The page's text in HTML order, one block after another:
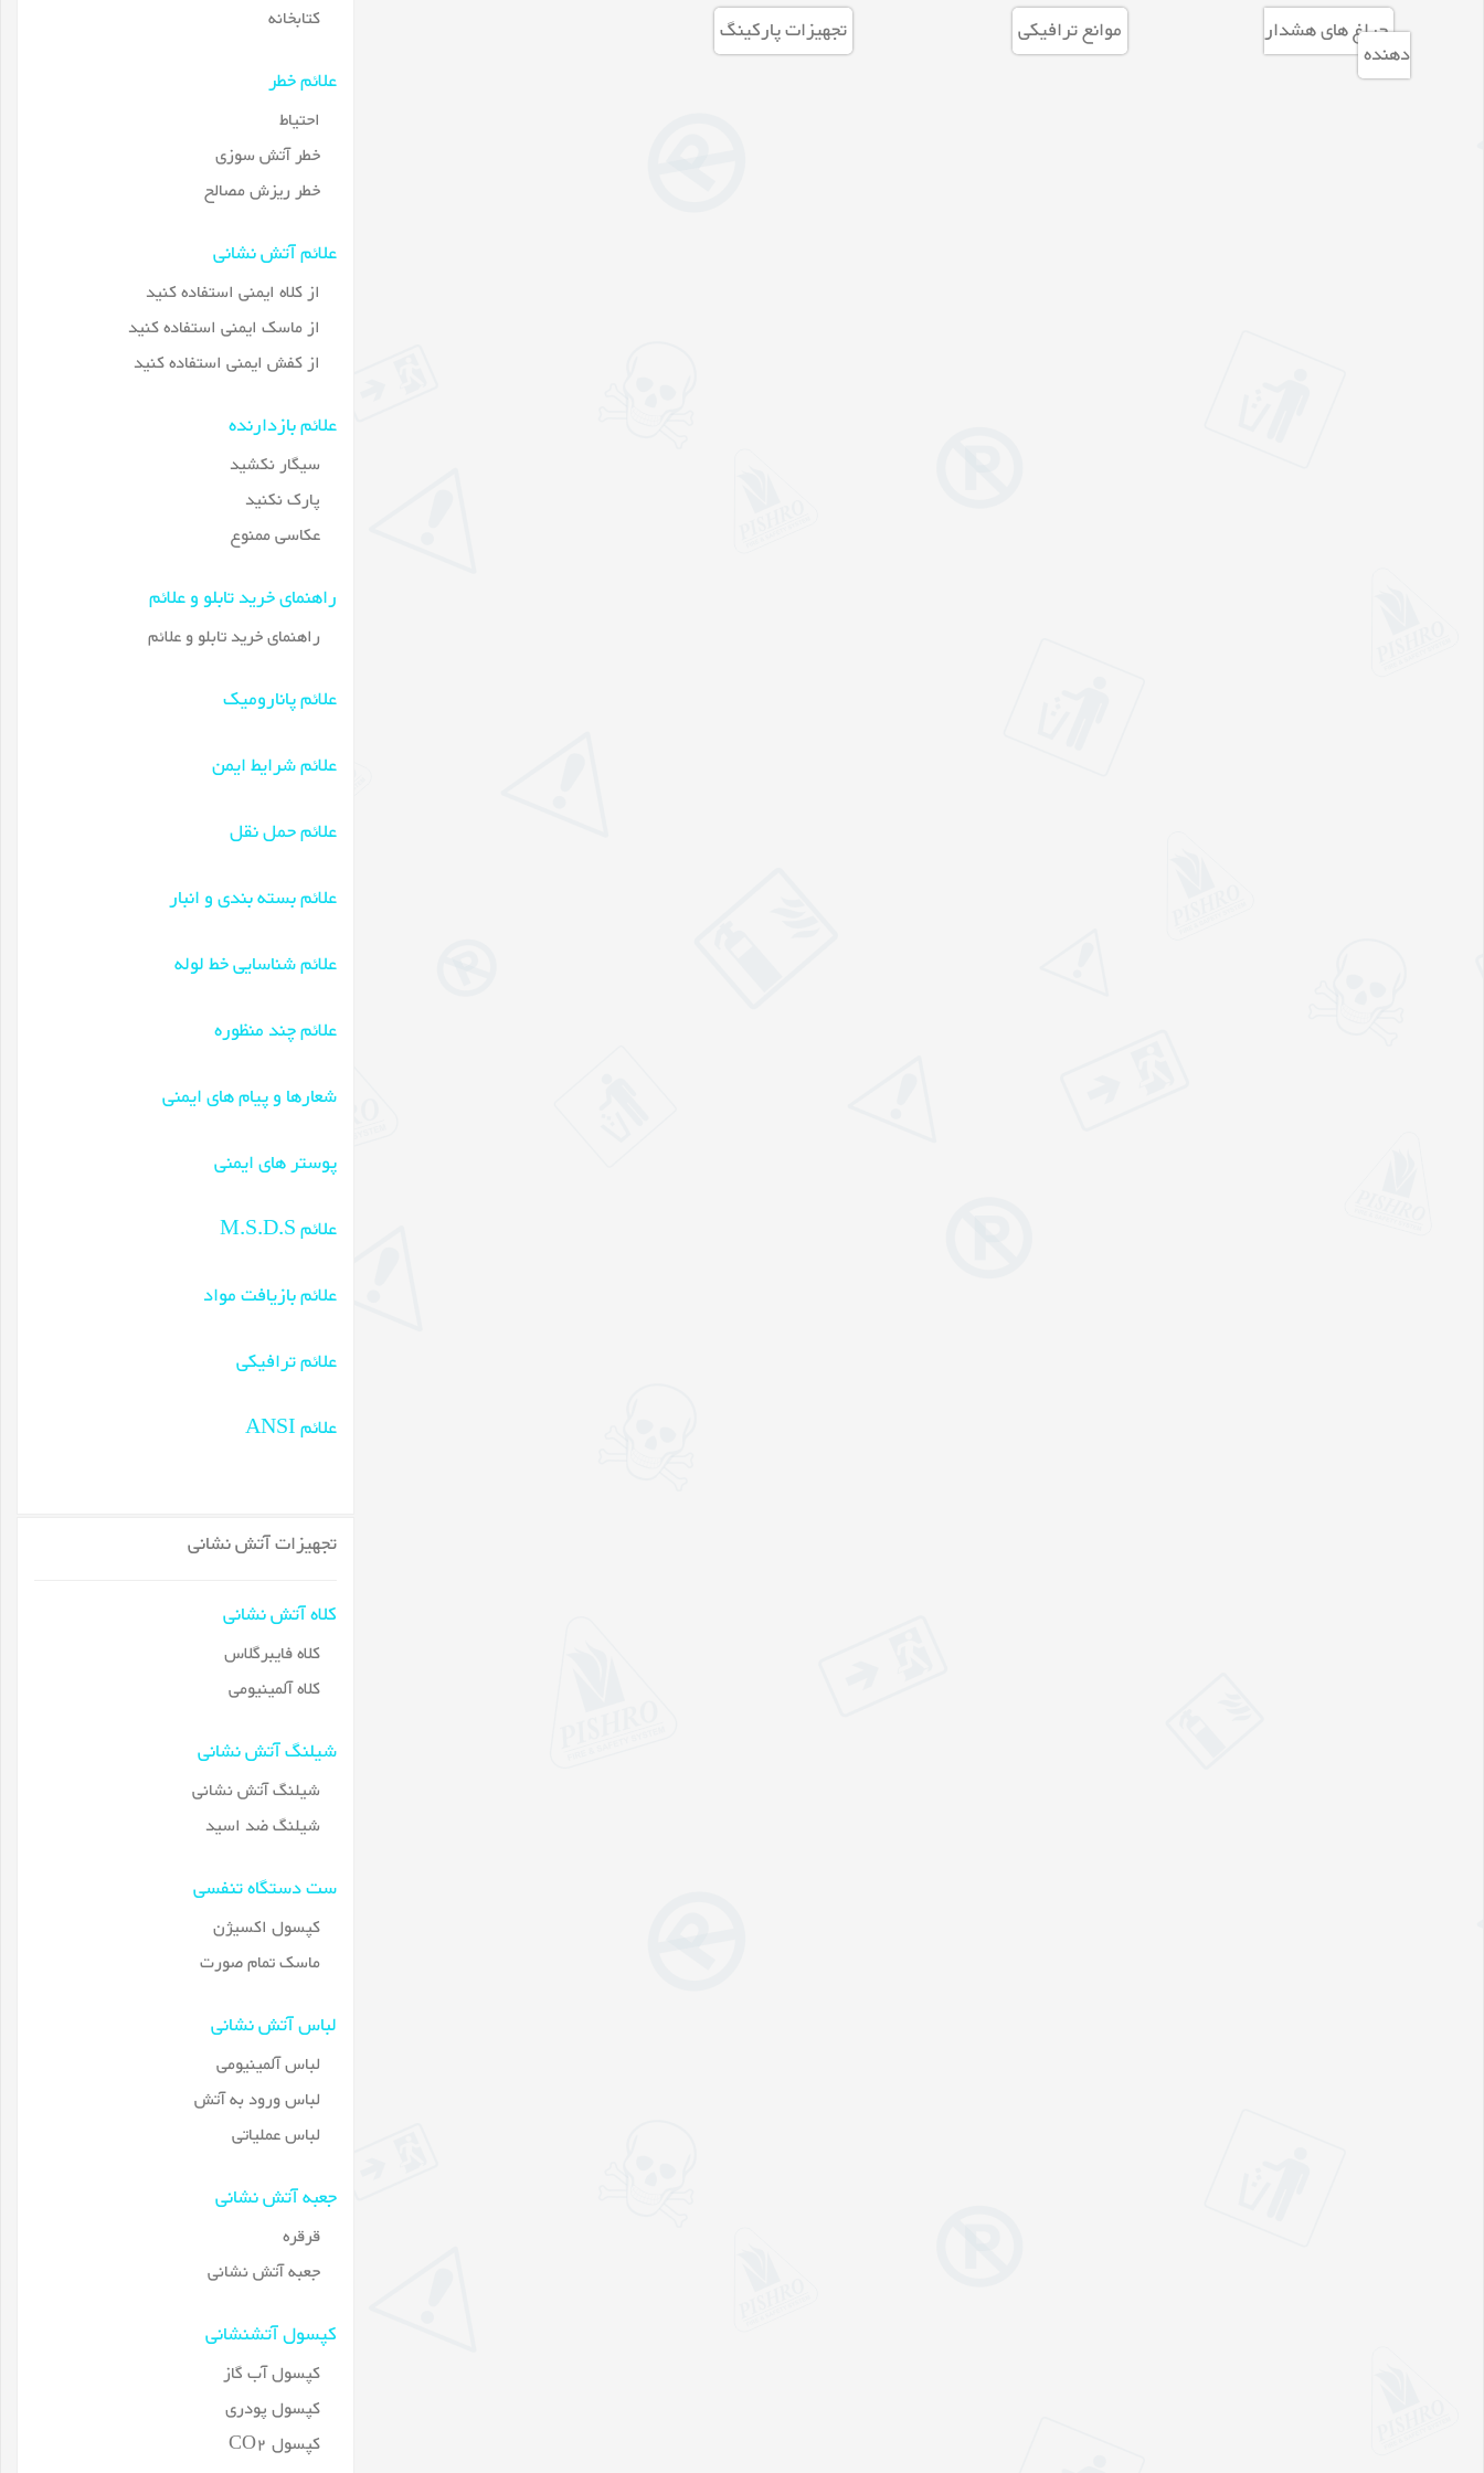
چراغ های هشدار
دهنده
موانع ترافیکی تجهیزات پارکینگ
کتابخانه
علائم خطر
احتیاط
خطر آتش سوزی
خطر ریزش مصالح
علائم آتش نشانی
از کلاه ایمنی استفاده کنید
از ماسک ایمنی استفاده کنید
از کفش ایمنی استفاده کنید
علائم بازدارنده
سیگار نکشید
پارک نکنید
عکاسی ممنوع
راهنمای خرید تابلو و علائم
راهنمای خرید تابلو و علائم
علائم پانارومیک
علائم شرایط ایمن
علائم حمل نقل
علائم بسته بندی و انبار
علائم شناسایی خط لوله
علائم چند منظوره
شعارها و پیام های ایمنی
پوستر های ایمنی
علائم M.S.D.S
علائم بازیافت مواد
علائم ترافیکی
علائم ANSI
تجهیزات آتش نشانی
کلاه آتش نشانی
کلاه فایبرگلاس
کلاه آلمینیومی
شیلنگ آتش نشانی
شیلنگ آتش نشانی
شیلنگ ضد اسید
ست دستگاه تنفسی
کپسول اکسیژن
ماسک تمام صورت
لباس آتش نشانی
لباس آلمینیومی
لباس ورود به آتش
لباس عملیاتی
جعبه آتش نشانی
قرقره
جعبه آتش نشانی
کپسول آتشنشانی
کپسول آب گاز
کپسول پودری
کپسول CO2